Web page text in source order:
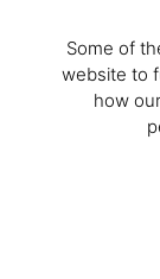
Some of
website to
how